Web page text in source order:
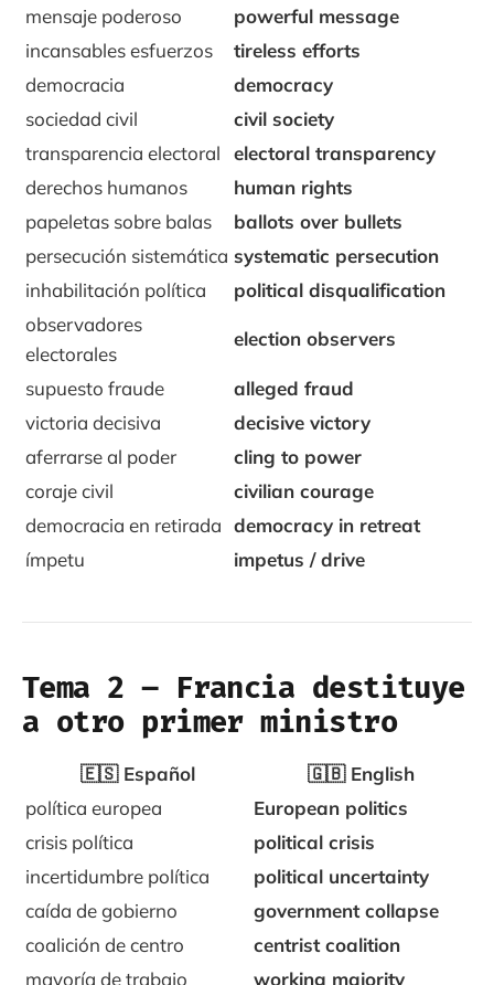
mensaje poderoso
powerful message
incansables esfuerzos
tireless efforts
democracia
democracy
sociedad civil
civil society
transparencia electoral
electoral transparency
derechos humanos
human rights
papeletas sobre balas
ballots over bullets
persecución sistemática systematic persecution
inhabilitación política
political disqualification
observadores
electorales
election observers
supuesto fraude
alleged fraud
victoria decisiva
decisive victory
aferrarse al poder
cling to power
coraje civil
civilian courage
democracia en retirada democracy in retreat
ímpetu
impetus / drive
Tema 2 – Francia destituye
a otro primer ministro
🇪🇸 Español
🇬🇧 English
política europea
European politics
crisis política
political crisis
incertidumbre política
political uncertainty
caída de gobierno
government collapse
coalición de centro
centrist coalition
mayoría de trabajo
working majority